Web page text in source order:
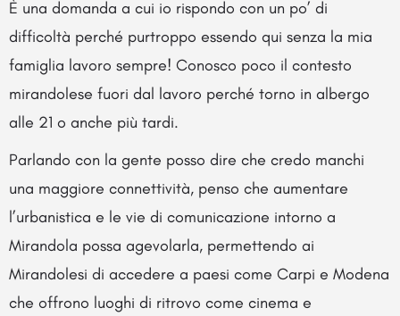
È una domanda a cui io rispondo con un po’ di
difficoltà perché purtroppo essendo qui senza la mia
famiglia lavoro sempre! Conosco poco il contesto
mirandolese fuori dal lavoro perché torno in albergo
alle 21 o anche più tardi.
Parlando con la gente posso dire che credo manchi
una maggiore connettività, penso che aumentare
l’urbanistica e le vie di comunicazione intorno a
Mirandola possa agevolarla, permettendo ai
Mirandolesi di accedere a paesi come Carpi e Modena
che offrono luoghi di ritrovo come cinema e